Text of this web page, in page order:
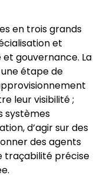
en trois grands
et
gouvernance. La
étape de
leur visibilité ;
systèmes
d’agir sur des
des agents
traçabilité précise